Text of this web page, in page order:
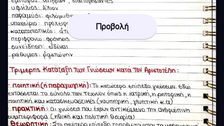
Προβολή